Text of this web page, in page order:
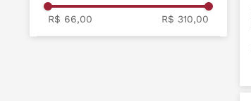
R$ 66,00 R$ 310,00